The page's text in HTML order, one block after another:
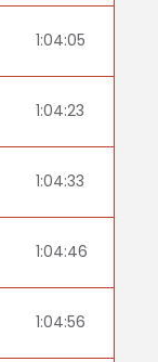
1:04:05
1:04:23
1:04:33
1:04:46
1:04:56